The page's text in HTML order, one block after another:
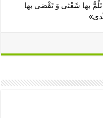
بها شَعْثی وَ تَقْضی بها